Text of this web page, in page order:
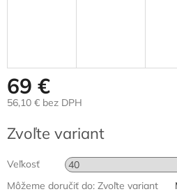
69 €
56,10 € bez DPH
cena:
Zvoľte variant
Veľkosť
Môžeme doručiť do: Zvoľte variant